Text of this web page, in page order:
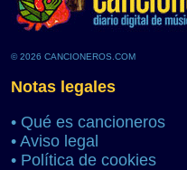
© 2026 CANCIONEROS.COM
Notas legales
• Qué es cancioneros
• Aviso legal
• Política de cookies